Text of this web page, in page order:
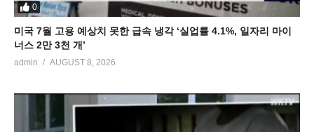
0
미국 7월 고용 예상치 못한 급속 냉각 ‘실업률 4.1%, 일자리 마이
너스 2만 3천 개’
admin AUGUST 8, 2026